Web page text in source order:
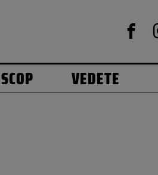
VEDETE